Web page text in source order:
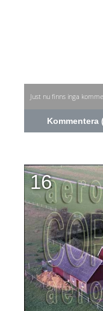
Just nu finns inga
Kommentera
16